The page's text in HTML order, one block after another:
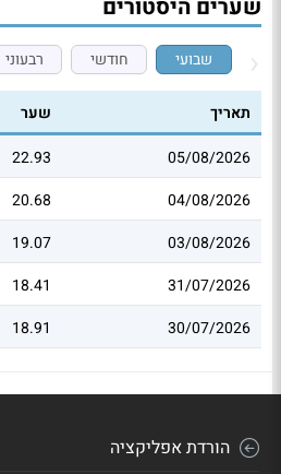
שערים היסטורים
שבועי חודשי רבעוני
תאריך שער
05/08/2026
22.93
04/08/2026
20.68
03/08/2026
19.07
31/07/2026
18.41
30/07/2026
18.91
הורדת אפליקציה